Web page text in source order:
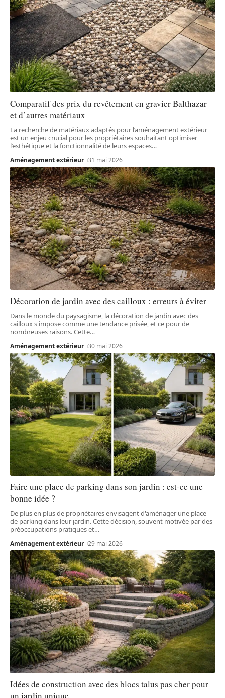
Comparatif des prix du revêtement en gravier Balthazar
et d’autres matériaux
La recherche de matériaux adaptés pour l’aménagement extérieur
est un enjeu crucial pour les propriétaires souhaitant optimiser
l’esthétique et la fonctionnalité de leurs espaces…
Aménagement extérieur 31 mai 2026
Décoration de jardin avec des cailloux : erreurs à éviter
Dans le monde du paysagisme, la décoration de jardin avec des
cailloux s'impose comme une tendance prisée, et ce pour de
nombreuses raisons. Cette…
Aménagement extérieur 30 mai 2026
Faire une place de parking dans son jardin : est-ce une
bonne idée ?
De plus en plus de propriétaires envisagent d'aménager une place
de parking dans leur jardin. Cette décision, souvent motivée par des
préoccupations pratiques et…
Aménagement extérieur 29 mai 2026
Idées de construction avec des blocs talus pas cher pour
un jardin unique